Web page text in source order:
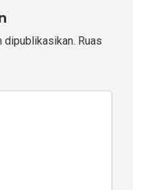
dipublikasikan. Ruas